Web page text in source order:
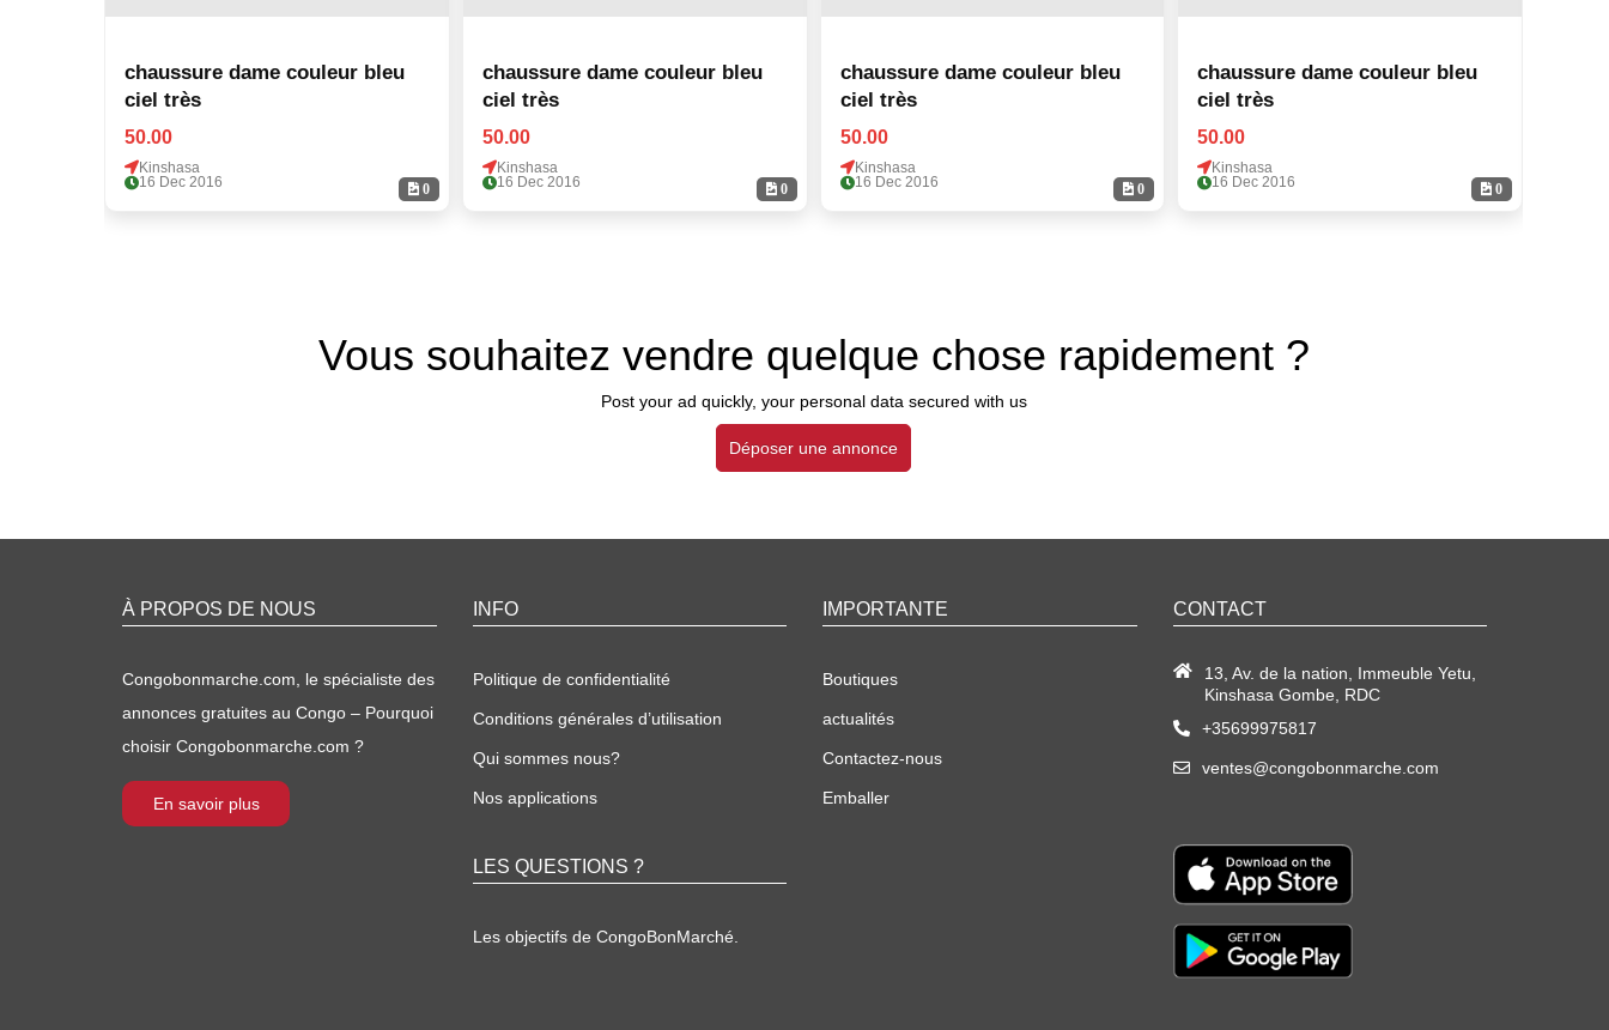
0
chaussure dame couleur bleu
ciel très
50.00
Kinshasa
16 Dec 2016
0
chaussure dame couleur bleu
ciel très
50.00
Kinshasa
16 Dec 2016
0
chaussure dame couleur bleu
ciel très
50.00
Kinshasa
16 Dec 2016
0
chaussure dame couleur bleu
ciel très
50.00
Kinshasa
16 Dec 2016
Vous souhaitez vendre quelque chose rapidement ?
Post your ad quickly, your personal data secured with us
Déposer une annonce
À PROPOS DE NOUS
Congobonmarche.com, le spécialiste des
annonces gratuites au Congo – Pourquoi
choisir Congobonmarche.com ?
En savoir plus
INFO
Politique de confidentialité
Conditions générales d’utilisation
Qui sommes nous?
Nos applications
LES QUESTIONS ?
Les objectifs de CongoBonMarché.
IMPORTANTE
Boutiques
actualités
Contactez-nous
Emballer
CONTACT
13, Av. de la nation, Immeuble Yetu,
Kinshasa Gombe, RDC
+35699975817
ventes@congobonmarche.com